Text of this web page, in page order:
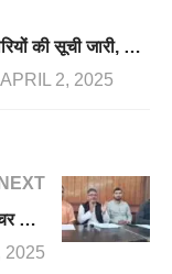
लंबे इंतजार के बाद 20 दायित्वधारियों की सूची जारी, कर्नल कोठियाल, ऐश्वर्या रावत, सायरा बानो को मिली खुशखबरी
APRIL 2, 2025
NEXT
रुद्रपुर के ग्रामीणों का आरोप, फर्जी तरीके से गौचर भूमि को पिटकुल को देने की साजिश रची, उग्र आंदोलन की चेतावनी
2025